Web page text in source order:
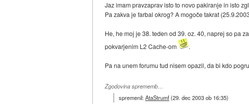
Jaz imam pravzaprav isto to novo pakiranje in isto
Pa zakva je farbal okrog? A mogoče takrat
He, he moj je 38. teden od 39. oz. 40, naprej so pa
pokvarjenim L2 Cache-om
.
Pa na unem forumu tud nisem opazil, da bi kdo
Zgodovina sprememb…
spremenil:AtaStrumf(29. dec 2003 ob 16:35)